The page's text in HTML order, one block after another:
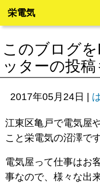
栄電気
このブログ
ッターの投
2017年05月24日 |
江東区亀戸で電気屋
こと栄電気の沼澤です
電気屋って仕事はお
事なので、様々な出